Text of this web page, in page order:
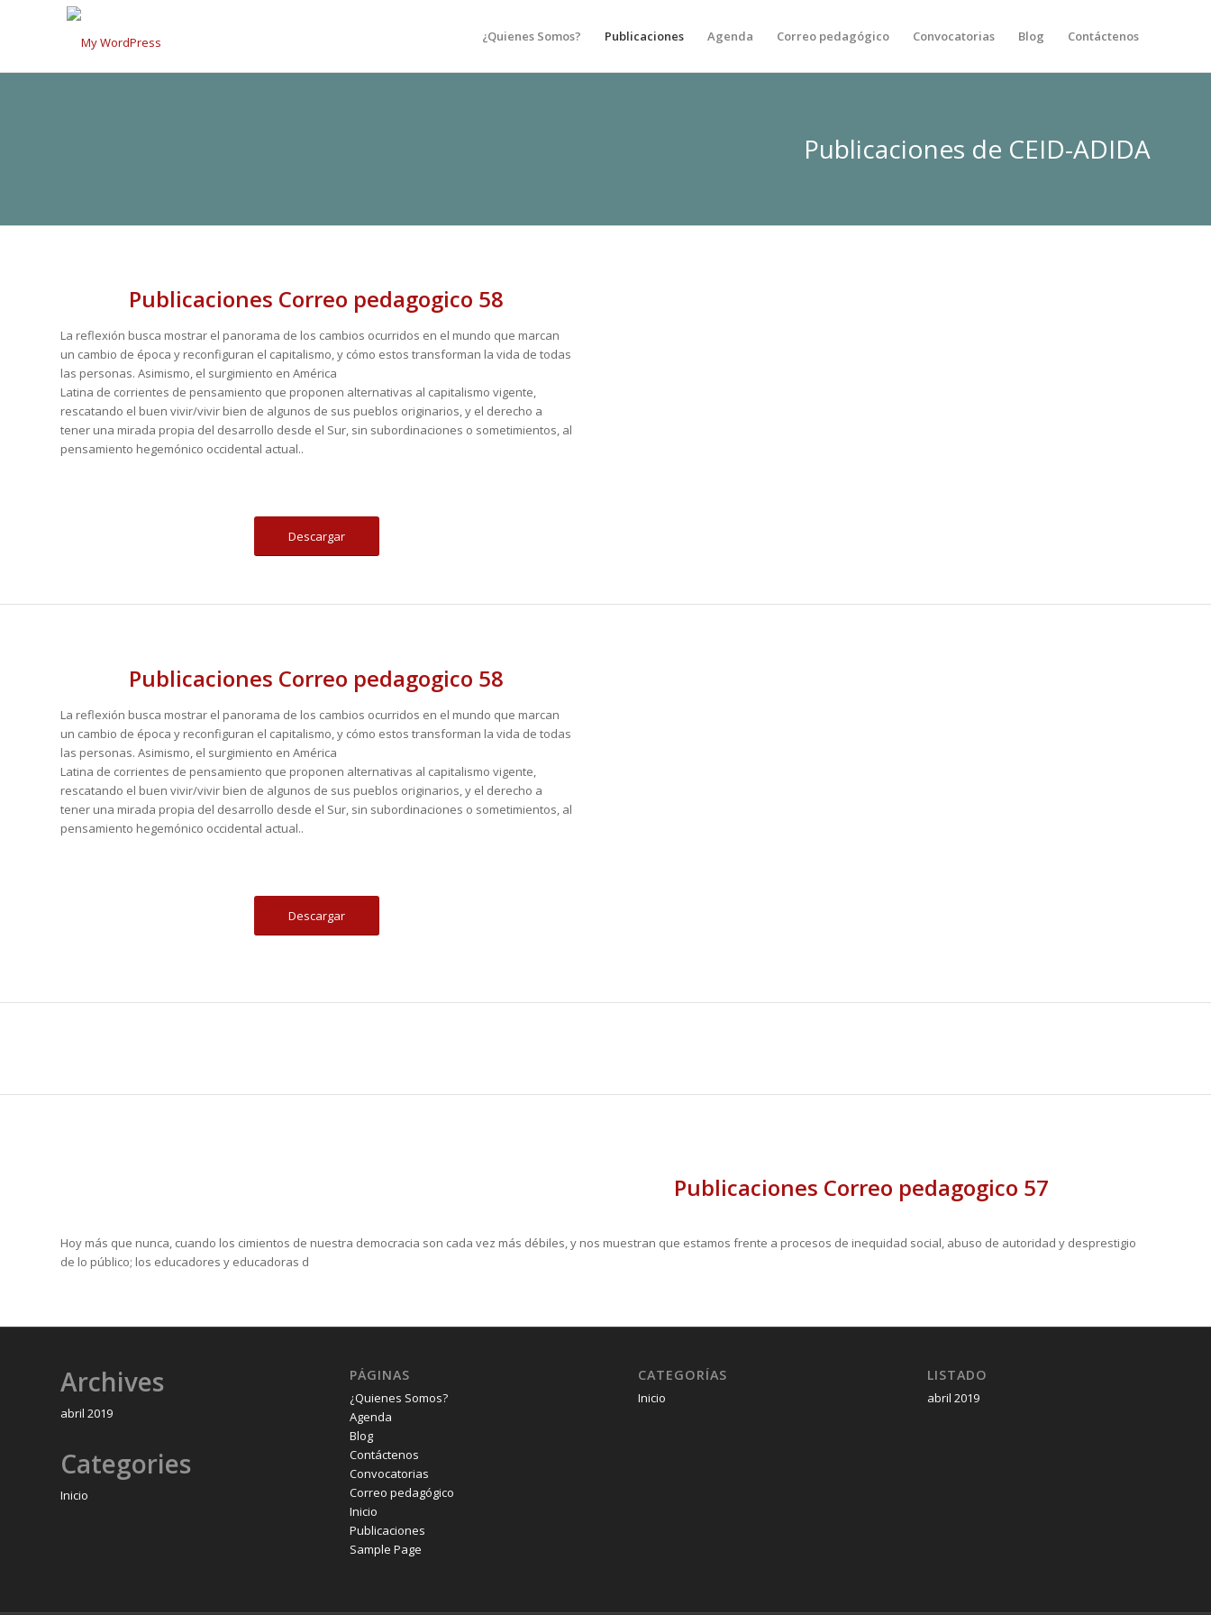
¿Quienes Somos? Publicaciones Agenda Correo pedagógico Convocatorias Blog Contáctenos
Publicaciones de CEID-ADIDA
Publicaciones Correo pedagogico 58
La reflexión busca mostrar el panorama de los cambios ocurridos en el mundo que marcan
un cambio de época y reconfiguran el capitalismo, y cómo estos transforman la vida de todas
las personas. Asimismo, el surgimiento en América
Latina de corrientes de pensamiento que proponen alternativas al capitalismo vigente,
rescatando el buen vivir/vivir bien de algunos de sus pueblos originarios, y el derecho a
tener una mirada propia del desarrollo desde el Sur, sin subordinaciones o sometimientos, al
pensamiento hegemónico occidental actual..
Descargar
Publicaciones Correo pedagogico 58
La reflexión busca mostrar el panorama de los cambios ocurridos en el mundo que marcan
un cambio de época y reconfiguran el capitalismo, y cómo estos transforman la vida de todas
las personas. Asimismo, el surgimiento en América
Latina de corrientes de pensamiento que proponen alternativas al capitalismo vigente,
rescatando el buen vivir/vivir bien de algunos de sus pueblos originarios, y el derecho a
tener una mirada propia del desarrollo desde el Sur, sin subordinaciones o sometimientos, al
pensamiento hegemónico occidental actual..
Descargar
Publicaciones Correo pedagogico 57
Hoy más que nunca, cuando los cimientos de nuestra democracia son cada vez más débiles, y nos muestran que estamos frente a procesos de inequidad social, abuso de autoridad y desprestigio
de lo público; los educadores y educadoras d
Archives
abril 2019
Categories
Inicio
PÁGINAS
¿Quienes Somos?
Agenda
Blog
Contáctenos
Convocatorias
Correo pedagógico
Inicio
Publicaciones
Sample Page
CATEGORÍAS
Inicio
LISTADO
abril 2019